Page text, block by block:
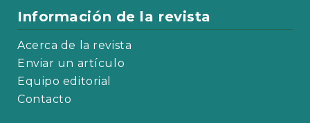
Información de la revista
Acerca de la revista
Enviar un artículo
Equipo editorial
Contacto